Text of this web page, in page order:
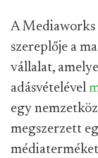
A Mediaworks
szereplője a
vállalat,
adásvételével
egy
megszerzett